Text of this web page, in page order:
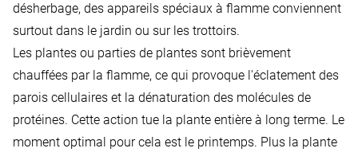
désherbage, des appareils spéciaux à flamme conviennent
surtout dans le jardin ou sur les trottoirs.
Les plantes ou parties de plantes sont brièvement
chauffées par la flamme, ce qui provoque l'éclatement des
parois cellulaires et la dénaturation des molécules de
protéines. Cette action tue la plante entière à long terme. Le
moment optimal pour cela est le printemps. Plus la plante